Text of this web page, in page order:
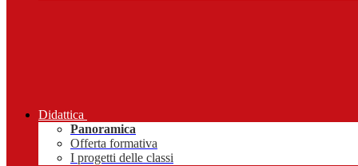
Didattica
Panoramica
Offerta formativa
I progetti delle classi